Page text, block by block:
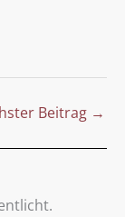
Beitrag →